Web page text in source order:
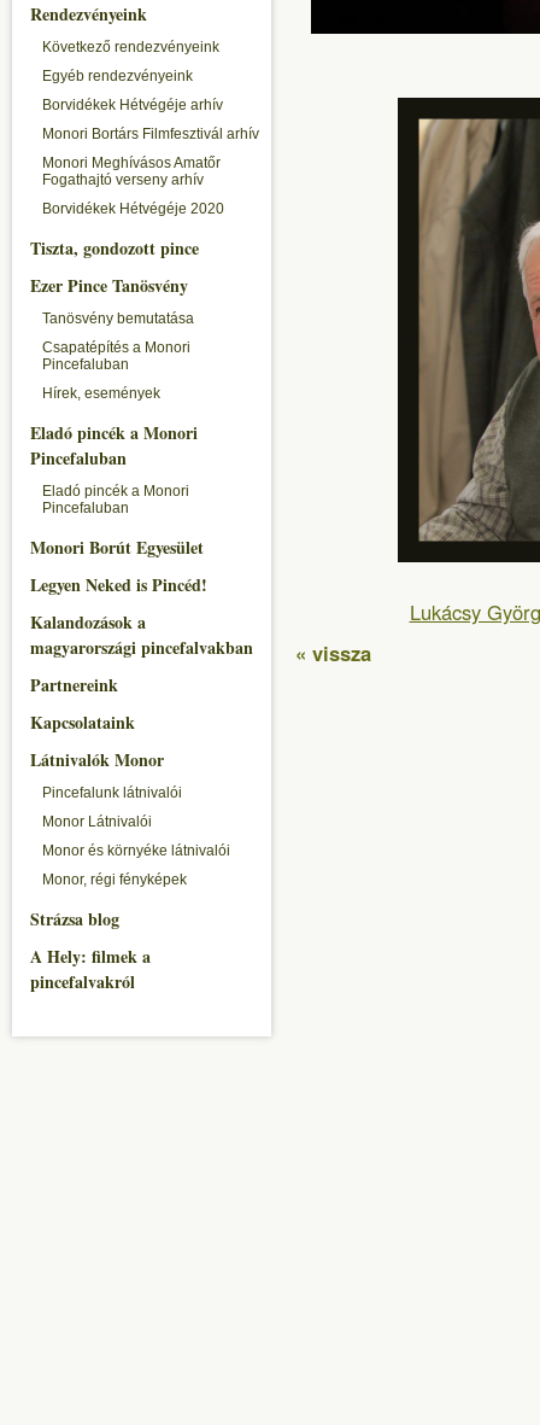
Rendezvényeink
Következő rendezvényeink
Egyéb rendezvényeink
Borvidékek Hétvégéje arhív
Monori Bortárs Filmfesztivál arhív
Monori Meghívásos Amatőr
Fogathajtó verseny arhív
Borvidékek Hétvégéje 2020
Tiszta, gondozott pince
Ezer Pince Tanösvény
Tanösvény bemutatása
Csapatépítés a Monori
Pincefaluban
Hírek, események
Eladó pincék a Monori
Pincefaluban
Eladó pincék a Monori
Pincefaluban
Monori Borút Egyesület
Legyen Neked is Pincéd!
Kalandozások a
magyarországi pincefalvakban
Partnereink
Kapcsolataink
Látnivalók Monor
Pincefalunk látnivalói
Monor Látnivalói
Monor és környéke látnivalói
Monor, régi fényképek
Strázsa blog
A Hely: filmek a
pincefalvakról
Lukácsy
« vissza